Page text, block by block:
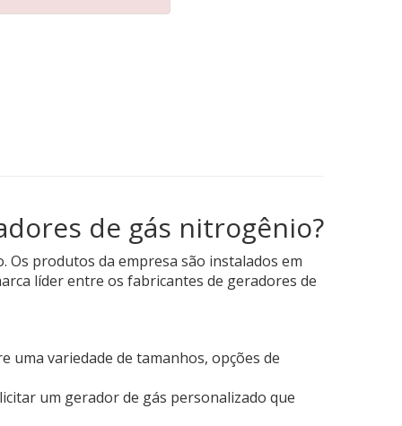
de gás nitrogênio?
Os produtos da empresa são instalados em
líder entre os fabricantes de geradores de
uma variedade de tamanhos, opções de
um gerador de gás personalizado que